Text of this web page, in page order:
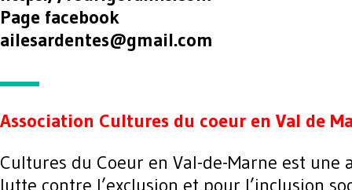
Page facebook
ailesardentes@gmail.com
Association Cultures du coeur en Val de
Cultures du Coeur en Val-de-Marne est une
lutte contre l’exclusion et pour l’inclusion